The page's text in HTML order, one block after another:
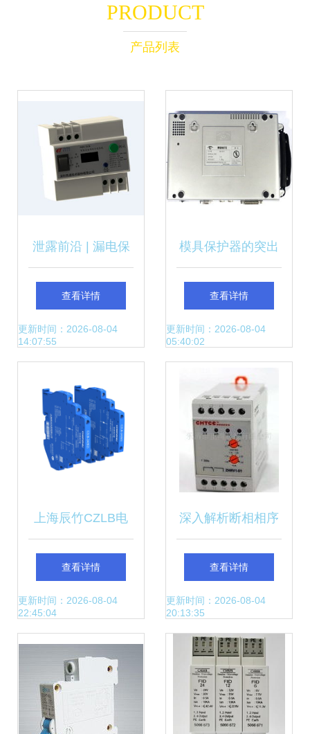
PRODUCT
产品列表
泄露前沿 | 漏电保
护器技术新跃升，
家用安全时代由新
查看详情
更新时间：2026-08-04
14:07:55
模具保护器的突出
特征与价格及型号
规格解析
查看详情
更新时间：2026-08-04
05:40:02
上海辰竹CZLB电
涌保护器 低压配电
系统的可靠守护者
查看详情
更新时间：2026-08-04
22:45:04
深入解析断相相序
保护器 工作原理、
选购指南与慧聪网
推荐
查看详情
更新时间：2026-08-04
20:13:35